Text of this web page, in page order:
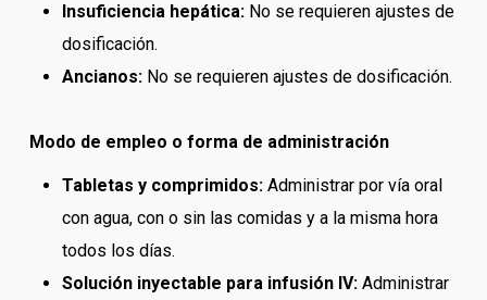
Insuficiencia hepática:No se requieren ajustes de
dosificación.
Ancianos:No se requieren ajustes de dosificación.
Modo de empleo o forma de administración
Tabletas y comprimidos:Administrar por vía oral
con agua, con o sin las comidas y a la misma hora
todos los días.
Solución inyectable para infusión IV:Administrar